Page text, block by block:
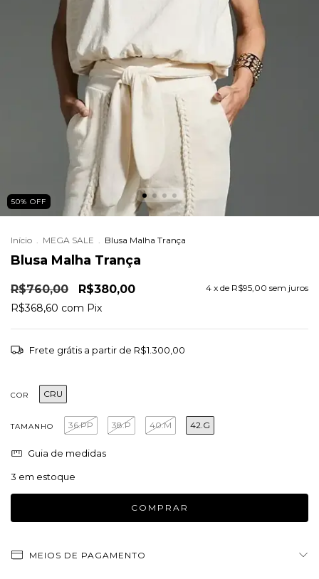
50% OFF
Início . MEGA SALE . Blusa Malha Trança
Blusa Malha Trança
R$760,00 R$380,00 4 x de R$95,00 sem juros
R$368,60 com Pix
Frete grátis a partir de R$1.300,00
COR CRU
TAMANHO 36.PP 38.P 40.M 42.G
Guia de medidas
3 em estoque
MEIOS DE PAGAMENTO